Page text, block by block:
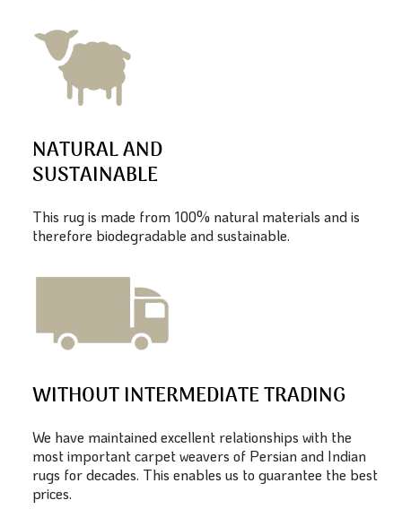
NATURAL AND
SUSTAINABLE
This rug is made from 100% natural materials and is
therefore biodegradable and sustainable.
WITHOUT INTERMEDIATE TRADING
We have maintained excellent relationships with the
most important carpet weavers of Persian and Indian
rugs for decades. This enables us to guarantee the best
prices.